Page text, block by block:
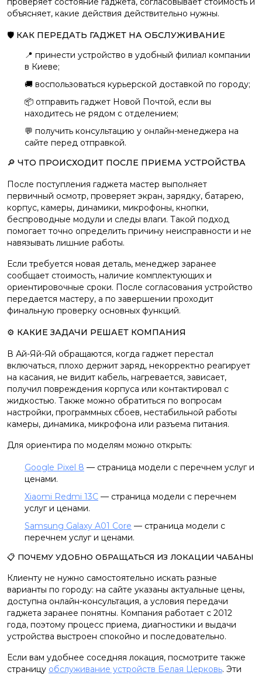
объясняет, какие действия действительно нужны.
🛡️ КАК ПЕРЕДАТЬ ГАДЖЕТ НА ОБСЛУЖИВАНИЕ
📍 принести устройство в удобный филиал компании
в Киеве;
🚚 воспользоваться курьерской доставкой по городу;
📦 отправить гаджет Новой Почтой, если вы
находитесь не рядом с отделением;
💬 получить консультацию у онлайн-менеджера на
сайте перед отправкой.
🔎 ЧТО ПРОИСХОДИТ ПОСЛЕ ПРИЕМА УСТРОЙСТВА
После поступления гаджета мастер выполняет
первичный осмотр, проверяет экран, зарядку, батарею,
корпус, камеры, динамики, микрофоны, кнопки,
беспроводные модули и следы влаги. Такой подход
помогает точно определить причину неисправности и не
навязывать лишние работы.
Если требуется новая деталь, менеджер заранее
сообщает стоимость, наличие комплектующих и
ориентировочные сроки. После согласования устройство
передается мастеру, а по завершении проходит
финальную проверку основных функций.
⚙️ КАКИЕ ЗАДАЧИ РЕШАЕТ КОМПАНИЯ
В Ай-Яй-Яй обращаются, когда гаджет перестал
включаться, плохо держит заряд, некорректно реагирует
на касания, не видит кабель, нагревается, зависает,
получил повреждения корпуса или контактировал с
жидкостью. Также можно обратиться по вопросам
настройки, программных сбоев, нестабильной работы
камеры, динамика, микрофона или разъема питания.
Для ориентира по моделям можно открыть:
Google Pixel 8 — страница модели с перечнем услуг и
ценами.
Xiaomi Redmi 13C — страница модели с перечнем
услуг и ценами.
Samsung Galaxy A01 Core — страница модели с
перечнем услуг и ценами.
📋 ПОЧЕМУ УДОБНО ОБРАЩАТЬСЯ ИЗ ЛОКАЦИИ ЧАБАНЫ
Клиенту не нужно самостоятельно искать разные
варианты по городу: на сайте указаны актуальные цены,
доступна онлайн-консультация, а условия передачи
гаджета заранее понятны. Компания работает с 2012
года, поэтому процесс приема, диагностики и выдачи
устройства выстроен спокойно и последовательно.
Если вам удобнее соседняя локация, посмотрите также
страницу обслуживание устройств Белая Церковь. Эти